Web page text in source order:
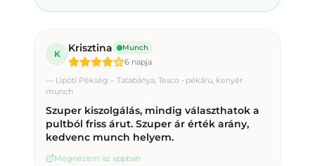
K Krisztina Munch
6 napja
— Lipóti Pékség – Tatabánya, Tesco • pékáru, kenyér
munch
Szuper kiszolgálás, mindig választhatok a
pultból friss árut. Szuper ár érték arány,
kedvenc munch helyem.
Megnézem az appban